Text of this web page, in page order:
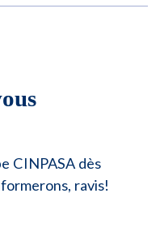
CINPASA dès
ravis!